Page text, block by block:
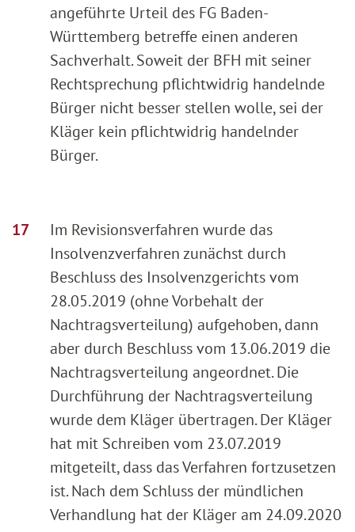
angeführte Urteil des FG Baden-
Württemberg betreffe einen anderen
Sachverhalt. Soweit der BFH mit seiner
Rechtsprechung pflichtwidrig handelnde
Bürger nicht besser stellen wolle, sei der
Kläger kein pflichtwidrig handelnder
Bürger.
Im Revisionsverfahren wurde das
Insolvenzverfahren zunächst durch
Beschluss des Insolvenzgerichts vom
28.05.2019 (ohne Vorbehalt der
Nachtragsverteilung) aufgehoben, dann
aber durch Beschluss vom 13.06.2019 die
Nachtragsverteilung angeordnet. Die
Durchführung der Nachtragsverteilung
wurde dem Kläger übertragen. Der Kläger
hat mit Schreiben vom 23.07.2019
mitgeteilt, dass das Verfahren fortzusetzen
ist. Nach dem Schluss der mündlichen
Verhandlung hat der Kläger am 24.09.2020